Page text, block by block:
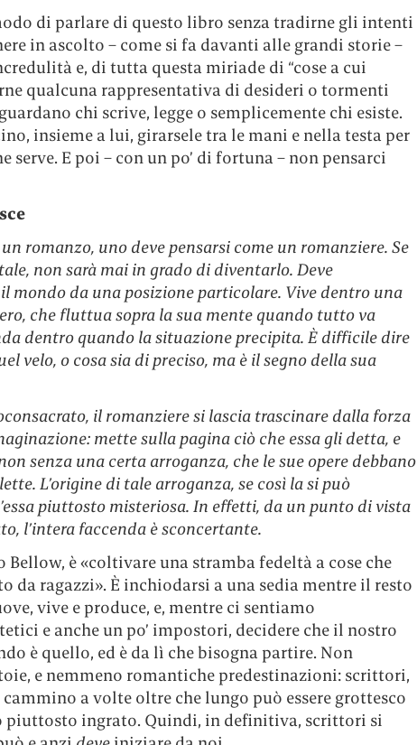
di parlare di questo libro senza tradirne gli intenti
in ascolto – come si fa davanti alle grandi storie –
e, di tutta questa miriade di “cose a cui
qualcuna rappresentativa di desideri o tormenti
chi scrive, legge o semplicemente chi esiste.
insieme a lui, girarsele tra le mani e nella testa per
serve. E poi – con un po’ di fortuna – non pensarci
romanzo, uno deve pensarsi come un romanziere. Se
non sarà mai in grado di diventarlo. Deve
mondo da una posizione particolare. Vive dentro una
che fluttua sopra la sua mente quando tutto va
dentro quando la situazione precipita. È difficile dire
velo, o cosa sia di preciso, ma è il segno della sua
il romanziere si lascia trascinare dalla forza
mette sulla pagina ciò che essa gli detta, e
senza una certa arroganza, che le sue opere debbano
L’origine di tale arroganza, se così la si può
piuttosto misteriosa. In effetti, da un punto di vista
l’intera faccenda è sconcertante.
Bellow, è «coltivare una stramba fedeltà a cose che
da ragazzi». È inchiodarsi a una sedia mentre il resto
vive e produce, e, mentre ci sentiamo
e anche un po’ impostori, decidere che il nostro
è quello, ed è da lì che bisogna partire. Non
e nemmeno romantiche predestinazioni: scrittori,
cammino a volte oltre che lungo può essere grottesco
piuttosto ingrato. Quindi, in definitiva, scrittori si